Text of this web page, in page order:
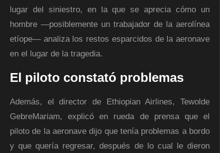
lugar del siniestro, en la que se aprecia cómo un
hombre —posiblemente un trabajador de la aerolínea
etíope— analiza los restos esparcidos de la aeronave
en el lugar de la tragedia.
El piloto constató problemas
Además, el director de Ethiopian Airlines, Tewolde
GebreMariam, explicó en rueda de prensa que el
piloto de la aeronave dijo que tenía problemas a bordo
y que quería regresar, después de lo cual le dieron